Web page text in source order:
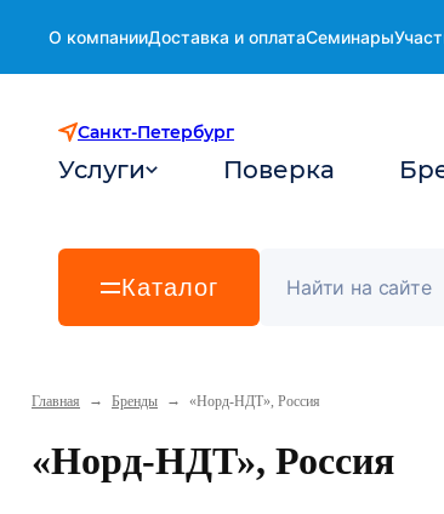
О компанииДоставка и оплатаСеминары
Санкт-Петербург
Услуги Поверка
Каталог
Главная → Бренды → «Норд-НДТ», Россия
«Норд-НДТ», Россия